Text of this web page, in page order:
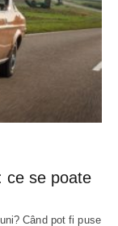
ce se poate
Când pot fi puse